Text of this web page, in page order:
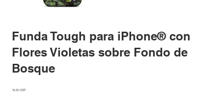
Funda Tough para iPhone® con
Flores Violetas sobre Fondo de
Bosque
Precio
16,50 GBP